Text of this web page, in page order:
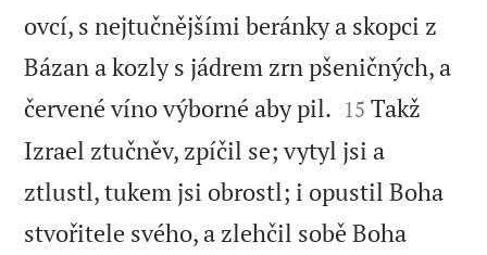
ovcí, s nejtučnějšími beránky a skopci z
Bázan a kozly s jádrem zrn pšeničných, a
červené víno výborné aby pil. 

15 Takž
Izrael ztučněv, zpíčil se; vytyl jsi a
ztlustl, tukem jsi obrostl; i opustil Boha
stvořitele svého, a zlehčil sobě Boha